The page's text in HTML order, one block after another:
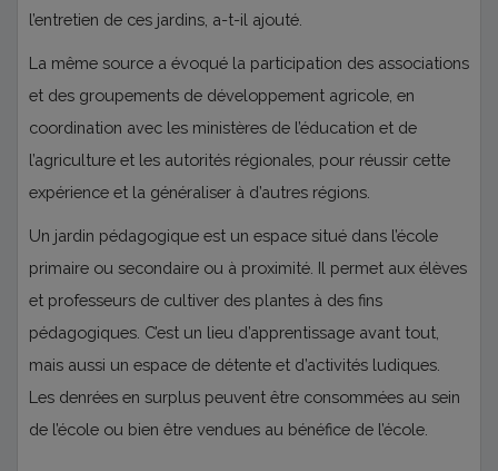
l’entretien de ces jardins, a-t-il ajouté.
La même source a évoqué la participation des associations
et des groupements de développement agricole, en
coordination avec les ministères de l’éducation et de
l’agriculture et les autorités régionales, pour réussir cette
expérience et la généraliser à d’autres régions.
Un jardin pédagogique est un espace situé dans l’école
primaire ou secondaire ou à proximité. Il permet aux élèves
et professeurs de cultiver des plantes à des fins
pédagogiques. C’est un lieu d’apprentissage avant tout,
mais aussi un espace de détente et d’activités ludiques.
Les denrées en surplus peuvent être consommées au sein
de l’école ou bien être vendues au bénéfice de l’école.